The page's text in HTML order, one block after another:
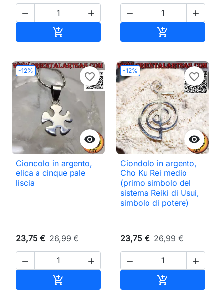
 

 

-12%

favorite_border
Ciondolo in argento,
elica a cinque pale
liscia
23,75 € 26,99 €
 

-12%

favorite_border
Ciondolo in argento,
Cho Ku Rei medio
(primo simbolo del
sistema Reiki di Usui,
simbolo di potere)
23,75 € 26,99 €
 
